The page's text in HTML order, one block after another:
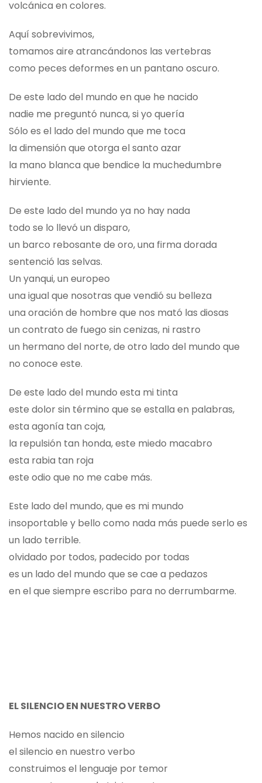
volcánica en colores.
Aquí sobrevivimos,
tomamos aire atrancándonos las vertebras
como peces deformes en un pantano oscuro.
De este lado del mundo en que he nacido
nadie me preguntó nunca, si yo quería
Sólo es el lado del mundo que me toca
la dimensión que otorga el santo azar
la mano blanca que bendice la muchedumbre
hirviente.
De este lado del mundo ya no hay nada
todo se lo llevó un disparo,
un barco rebosante de oro, una firma dorada
sentenció las selvas.
Un yanqui, un europeo
una igual que nosotras que vendió su belleza
una oración de hombre que nos mató las diosas
un contrato de fuego sin cenizas, ni rastro
un hermano del norte, de otro lado del mundo que
no conoce este.
De este lado del mundo esta mi tinta
este dolor sin término que se estalla en palabras,
esta agonía tan coja,
la repulsión tan honda, este miedo macabro
esta rabia tan roja
este odio que no me cabe más.
Este lado del mundo, que es mi mundo
insoportable y bello como nada más puede serlo es
un lado terrible.
olvidado por todos, padecido por todas
es un lado del mundo que se cae a pedazos
en el que siempre escribo para no derrumbarme.
EL SILENCIO EN NUESTRO VERBO
Hemos nacido en silencio
el silencio en nuestro verbo
construimos el lenguaje por temor